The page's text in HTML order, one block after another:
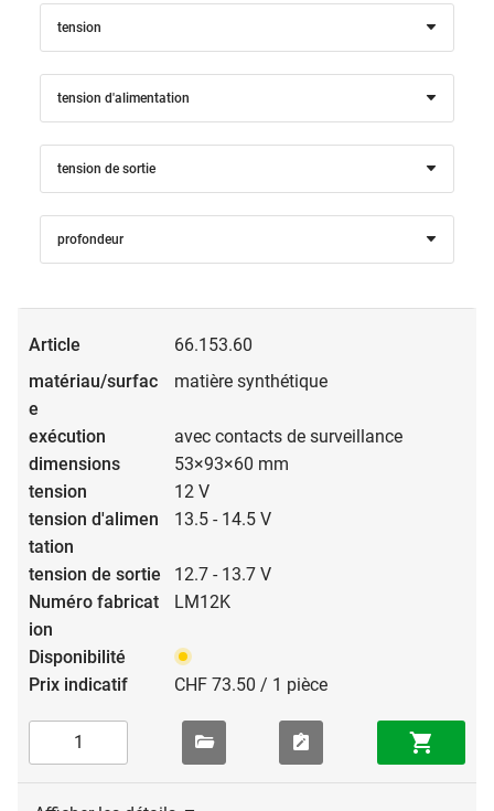
tension
tension d'alimentation
tension de sortie
profondeur
66.153.60
matière synthétique
avec contacts de surveillance
53×93×60 mm
12 V
13.5 - 14.5 V
12.7 - 13.7 V
LM12K
CHF 73.50 / 1 pièce